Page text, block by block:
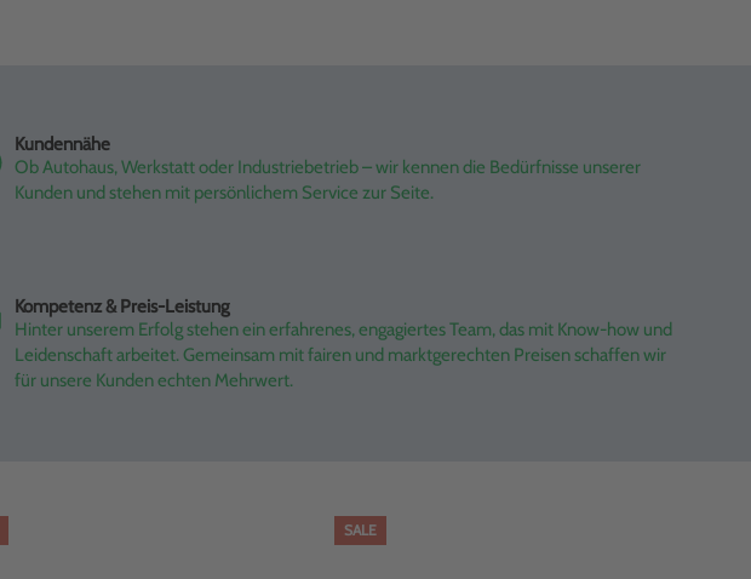
Kundennähe
Ob Autohaus, Werkstatt oder Industriebetrieb – wir kennen die Bedürfnisse unserer
Kunden und stehen mit persönlichem Service zur Seite.
Kompetenz & Preis-Leistung
Hinter unserem Erfolg stehen ein erfahrenes, engagiertes Team, das mit Know-how und
Leidenschaft arbeitet. Gemeinsam mit fairen und marktgerechten Preisen schaffen wir
für unsere Kunden echten Mehrwert.
SALE